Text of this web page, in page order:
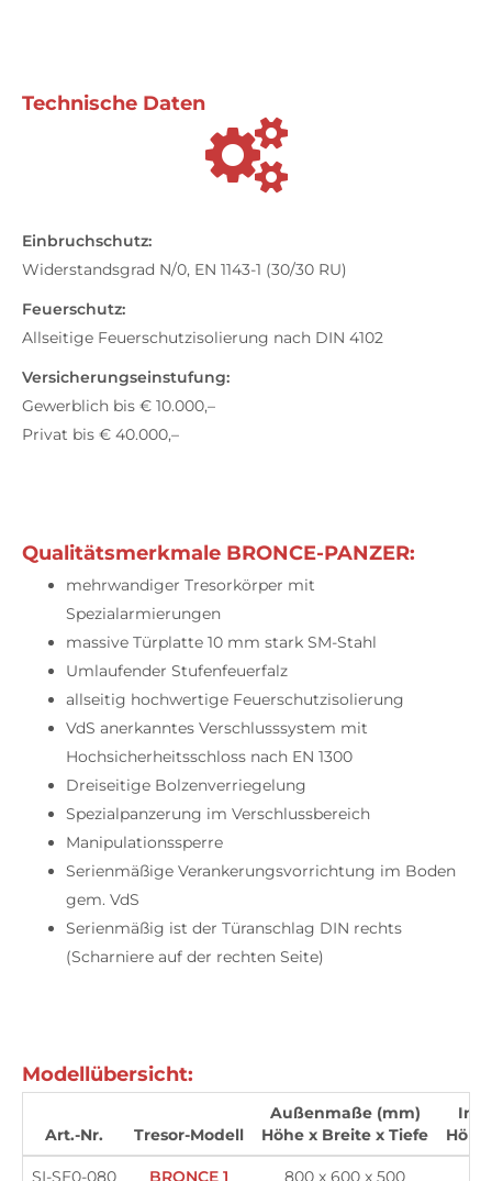
Technische Daten
Einbruchschutz:
Widerstandsgrad N/0, EN 1143-1 (30/30 RU)
Feuerschutz:
Allseitige Feuerschutzisolierung nach DIN 4102
Versicherungseinstufung:
Gewerblich bis € 10.000,–
Privat bis € 40.000,–
Qualitätsmerkmale BRONCE-PANZER:
mehrwandiger Tresorkörper mit
Spezialarmierungen
massive Türplatte 10 mm stark SM-Stahl
Umlaufender Stufenfeuerfalz
allseitig hochwertige Feuerschutzisolierung
VdS anerkanntes Verschlusssystem mit
Hochsicherheitsschloss nach EN 1300
Dreiseitige Bolzenverriegelung
Spezialpanzerung im Verschlussbereich
Manipulationssperre
Serienmäßige Verankerungsvorrichtung im Boden
gem. VdS
Serienmäßig ist der Türanschlag DIN rechts
(Scharniere auf der rechten Seite)
Modellübersicht:
Art.-Nr. Tresor-Modell
Außenmaße (mm)
Höhe x Breite x Tiefe
SI-SE0-080 BRONCE 1 800 x 600 x 500